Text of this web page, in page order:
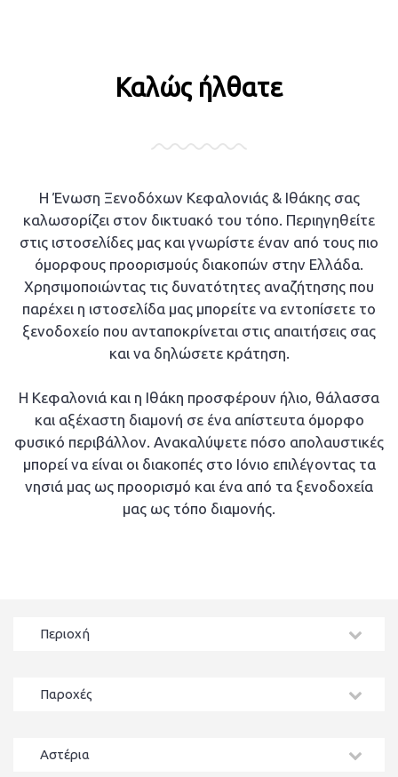
Καλώς ήλθατε
Η Ένωση Ξενοδόχων Κεφαλονιάς & Ιθάκης σας
καλωσορίζει στον δικτυακό του τόπο. Περιηγηθείτε
στις ιστοσελίδες μας και γνωρίστε έναν από τους πιο
όμορφους προορισμούς διακοπών στην Ελλάδα.
Χρησιμοποιώντας τις δυνατότητες αναζήτησης που
παρέχει η ιστοσελίδα μας μπορείτε να εντοπίσετε το
ξενοδοχείο που ανταποκρίνεται στις απαιτήσεις σας
και να δηλώσετε κράτηση.
Η Κεφαλονιά και η Ιθάκη προσφέρουν ήλιο, θάλασσα
και αξέχαστη διαμονή σε ένα απίστευτα όμορφο
φυσικό περιβάλλον. Ανακαλύψετε πόσο απολαυστικές
μπορεί να είναι οι διακοπές στο Ιόνιο επιλέγοντας τα
νησιά μας ως προορισμό και ένα από τα ξενοδοχεία
μας ως τόπο διαμονής.
Περιοχή
Παροχές
Αστέρια